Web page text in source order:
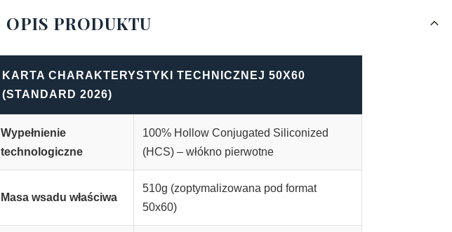
OPIS PRODUKTU
KARTA CHARAKTERYSTYKI TECHNICZNEJ 50X60
(STANDARD 2026)
Wypełnienie
technologiczne
100% Hollow Conjugated Siliconized
(HCS) – włókno pierwotne
Masa wsadu właściwa
510g (zoptymalizowana pod format
50x60)